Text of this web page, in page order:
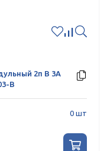
2п B 3А
B
0 шт